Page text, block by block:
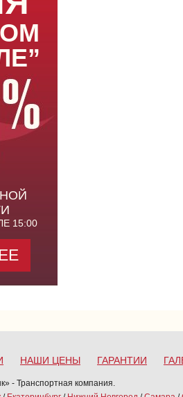
15:00
НАШИ ЦЕНЫ ГАРАНТИИ
- Транспортная компания.